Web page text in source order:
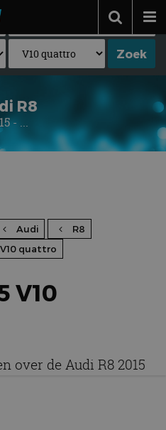
R8
- ...
Audi
R8
V10 quattro
V10
over de Audi R8 2015